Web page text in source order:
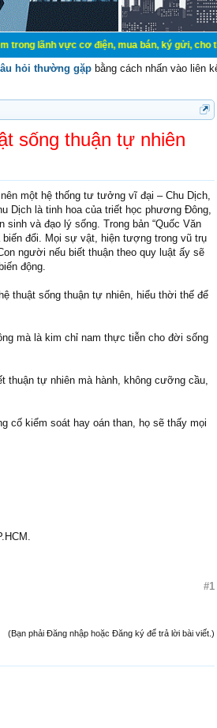
vực cơ điện, mua bán, ký gửi, cho thuê
hỏi thường gặp bằng cách nhấn vào liên
sống thuận tự nhiên
một hệ thống tư tưởng vĩ đại – Chu Dịch,
Dịch là tinh hoa của triết học phương Đông,
và đạo lý sống. Trong bản “Quốc Văn
biến đổi. Mọi sự vật, hiện tượng trong vũ trụ
người nếu biết thuận theo quy luật ấy sẽ
động.
thuật sống thuận tự nhiên, hiểu thời thế để
mà là kim chỉ nam thực tiễn cho đời sống
thuận tự nhiên mà hành, không cưỡng cầu,
cố kiểm soát hay oán than, họ sẽ thấy mọi
#1
(Bạn phải Đăng nhập hoặc Đăng ký để trả lời bài viết.)